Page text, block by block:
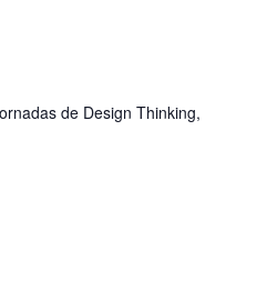
de Design Thinking,